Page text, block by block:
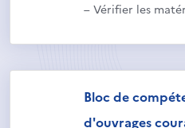
– Vérifier les
Bloc de
d'ouvrages